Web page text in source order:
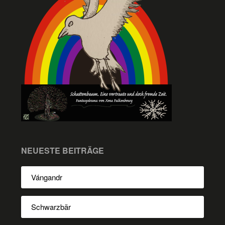
NEUESTE BEITRÄGE
Vángandr
Schwarzbär